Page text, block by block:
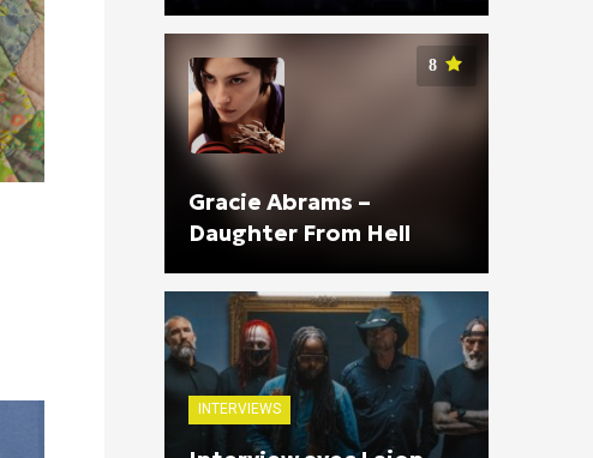
8
Gracie Abrams –
Daughter From Hell
INTERVIEWS